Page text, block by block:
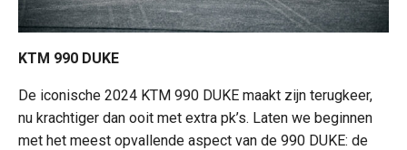
KTM 990 DUKE
De iconische 2024 KTM 990 DUKE maakt zijn terugkeer,
nu krachtiger dan ooit met extra pk’s. Laten we beginnen
met het meest opvallende aspect van de 990 DUKE: de